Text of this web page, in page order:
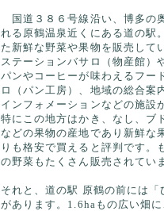
国道３８６号線沿い、博多の
れる原鶴温泉近くにある道の駅
た新鮮な野菜や果物を販売して
ステーションバサロ（物産館）
パンやコーヒーが味わえるフー
ロ（パン工房）、地域の総合案
インフォメーションなどの施設
特にこの地方はかき、なし、ブ
などの果物の産地であり新鮮な
りも格安で買えると評判です。
の野菜もたくさん販売されてい
それと、道の駅 原鶴の前には「
があります。1.6haもの広い畑